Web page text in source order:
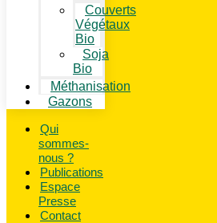
Couverts
Végétaux
Bio
Soja
Bio
Méthanisation
Gazons
Qui
sommes-
nous ?
Publications
Espace
Presse
Contact